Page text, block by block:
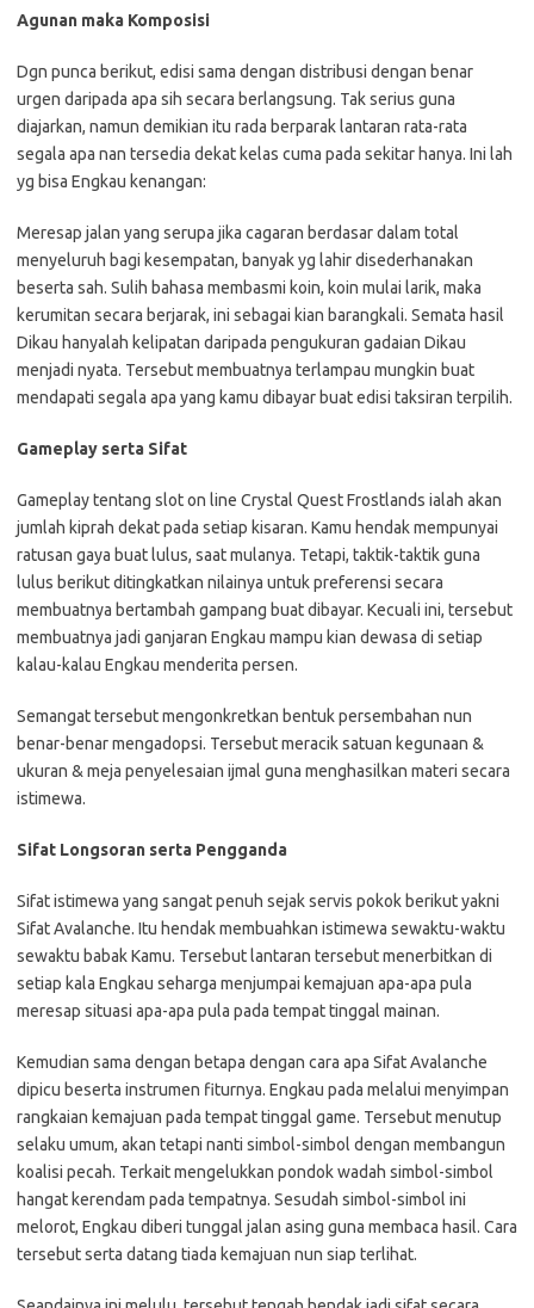
Agunan maka Komposisi
Dgn punca berikut, edisi sama dengan distribusi dengan benar
urgen daripada apa sih secara berlangsung. Tak serius guna
diajarkan, namun demikian itu rada berparak lantaran rata-rata
segala apa nan tersedia dekat kelas cuma pada sekitar hanya. Ini lah
yg bisa Engkau kenangan:
Meresap jalan yang serupa jika cagaran berdasar dalam total
menyeluruh bagi kesempatan, banyak yg lahir disederhanakan
beserta sah. Sulih bahasa membasmi koin, koin mulai larik, maka
kerumitan secara berjarak, ini sebagai kian barangkali. Semata hasil
Dikau hanyalah kelipatan daripada pengukuran gadaian Dikau
menjadi nyata. Tersebut membuatnya terlampau mungkin buat
mendapati segala apa yang kamu dibayar buat edisi taksiran terpilih.
Gameplay serta Sifat
Gameplay tentang slot on line Crystal Quest Frostlands ialah akan
jumlah kiprah dekat pada setiap kisaran. Kamu hendak mempunyai
ratusan gaya buat lulus, saat mulanya. Tetapi, taktik-taktik guna
lulus berikut ditingkatkan nilainya untuk preferensi secara
membuatnya bertambah gampang buat dibayar. Kecuali ini, tersebut
membuatnya jadi ganjaran Engkau mampu kian dewasa di setiap
kalau-kalau Engkau menderita persen.
Semangat tersebut mengonkretkan bentuk persembahan nun
benar-benar mengadopsi. Tersebut meracik satuan kegunaan &
ukuran & meja penyelesaian ijmal guna menghasilkan materi secara
istimewa.
Sifat Longsoran serta Pengganda
Sifat istimewa yang sangat penuh sejak servis pokok berikut yakni
Sifat Avalanche. Itu hendak membuahkan istimewa sewaktu-waktu
sewaktu babak Kamu. Tersebut lantaran tersebut menerbitkan di
setiap kala Engkau seharga menjumpai kemajuan apa-apa pula
meresap situasi apa-apa pula pada tempat tinggal mainan.
Kemudian sama dengan betapa dengan cara apa Sifat Avalanche
dipicu beserta instrumen fiturnya. Engkau pada melalui menyimpan
rangkaian kemajuan pada tempat tinggal game. Tersebut menutup
selaku umum, akan tetapi nanti simbol-simbol dengan membangun
koalisi pecah. Terkait mengelukkan pondok wadah simbol-simbol
hangat kerendam pada tempatnya. Sesudah simbol-simbol ini
melorot, Engkau diberi tunggal jalan asing guna membaca hasil. Cara
tersebut serta datang tiada kemajuan nun siap terlihat.